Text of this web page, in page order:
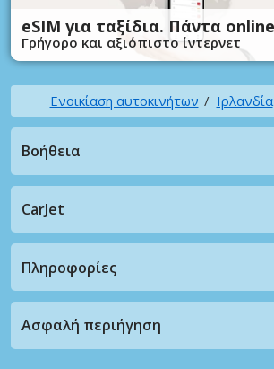
eSIM για ταξίδια. Πάντα
Γρήγορο και αξιόπιστο ίντερνετ
Ενοικίαση αυτοκινήτων Ιρλανδία
Βοήθεια
CarJet
Πληροφορίες
Ασφαλή περιήγηση